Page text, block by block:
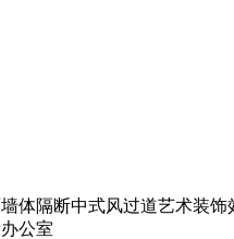
体隔断中式风过道艺术装饰
公室